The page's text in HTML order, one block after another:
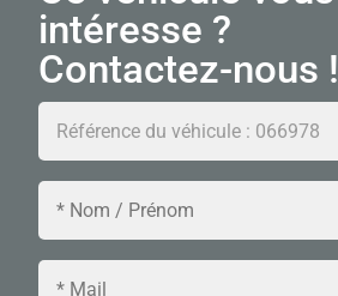
intéresse ?
Contactez-nous !